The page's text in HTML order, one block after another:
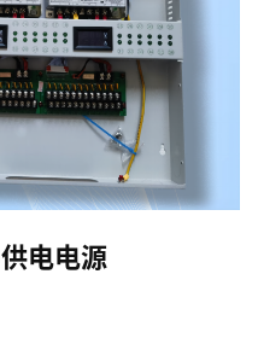
电电源